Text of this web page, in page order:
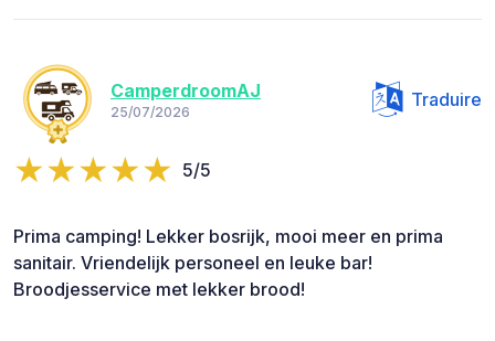
CamperdroomAJ
25/07/2026
Traduire
5/5
Prima camping! Lekker bosrijk, mooi meer en prima
sanitair. Vriendelijk personeel en leuke bar!
Broodjesservice met lekker brood!